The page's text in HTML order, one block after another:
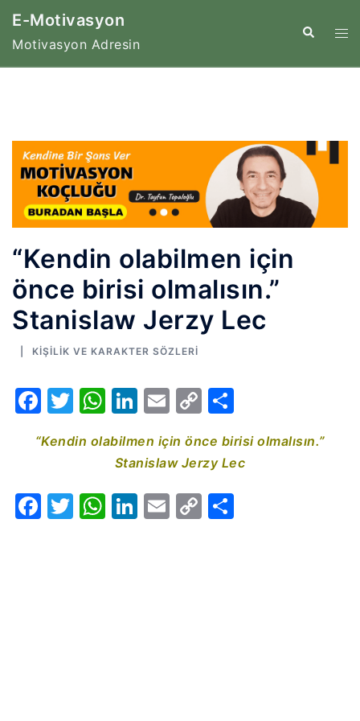
İçeriğe
E-Motivasyon
Motivasyon Adresin
Search
“Kendin olabilmen için
önce birisi olmalısın.”
Stanislaw Jerzy Lec
KIŞILIK VE KARAKTER SÖZLERI
Facebook
Twitter
WhatsApp
LinkedIn
Email
Copy
“Kendin olabilmen için önce birisi olmalısın.”
Stanislaw Jerzy Lec
Facebook
Twitter
WhatsApp
LinkedIn
Email
Copy